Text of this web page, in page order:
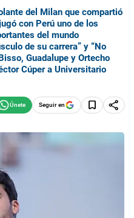
del Milan que compartió
con Perú uno de los
del mundo
de su carrera” y “No
Guadalupe y Ortecho
Cúper a Universitario
Seguir en